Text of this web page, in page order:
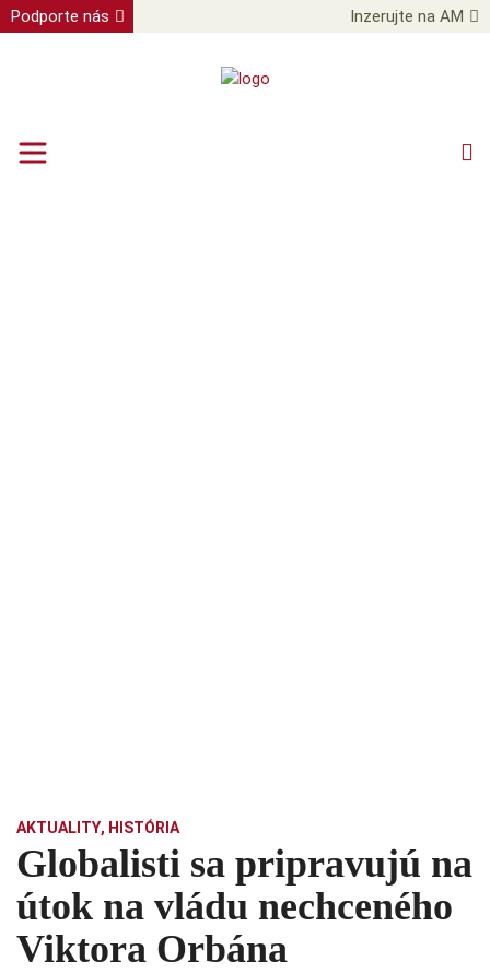
Podporte nás Inzerujte na AM
AKTUALITY, HISTÓRIA
Globalisti sa pripravujú na
útok na vládu nechceného
Viktora Orbána